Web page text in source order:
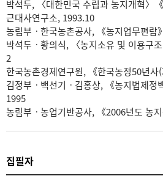
박석두, 〈대한민국 수립과 농지개혁〉
근대사연구소, 1993.10
농림부ㆍ한국농촌공사, 《농지업무편람
박석두ㆍ황의식, 〈농지소유 및 이용구
2
한국농촌경제연구원, 《한국농정50년
김정부ㆍ백선기ㆍ김홍상, 《농지법제정
1995
농림부ㆍ농업기반공사, 《2006년도 농
집필자